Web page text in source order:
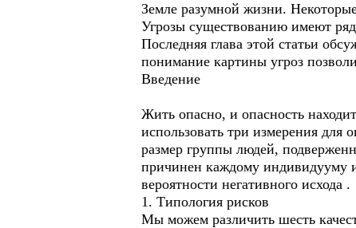
Земле разумной жизни.
Угрозы существованию имеют
Последняя глава этой статьи
понимание картины угроз
Введение
Жить опасно, и опасность
использовать три измерения
размер группы людей,
причинен каждому индивидууму
вероятности негативного исхода .
1. Типология рисков
Мы можем различить шесть